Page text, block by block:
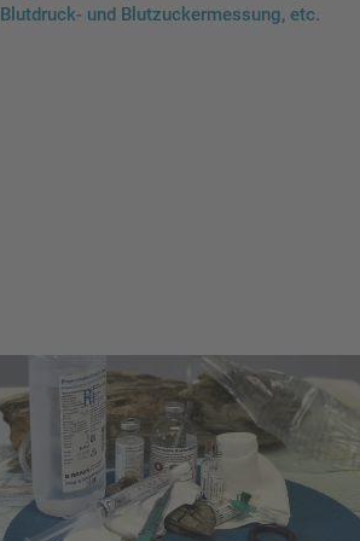
Blutdruck- und Blutzuckermessung, etc.